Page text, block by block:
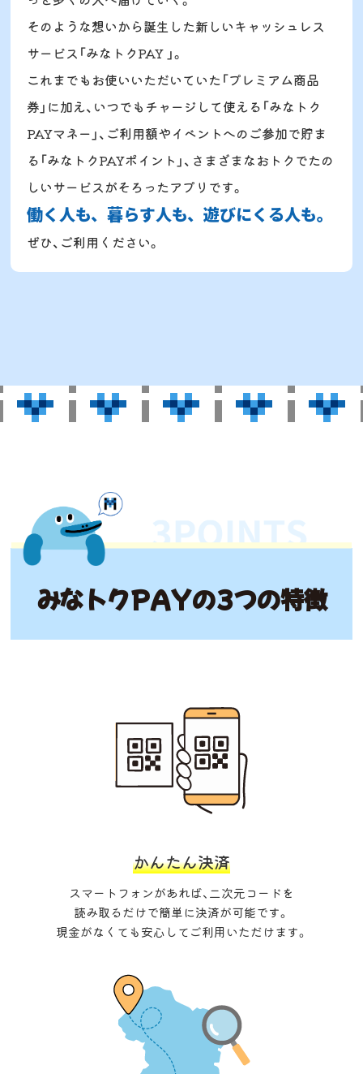
そのような想いから誕生した新しいキャッシュレス
サービス「みなトクPAY 」。
これまでもお使いいただいていた「プレミアム商品
券」に加え、いつでもチャージして使える「みなトク
PAYマネー」、ご利用額やイベントへのご参加で貯ま
る「みなトクPAYポイント」、さまざまなおトクでたの
しいサービスがそろったアプリです。
働く人も、暮らす人も、遊びにくる人も。
ぜひ、ご利用ください。
みなトクPAYの3つの特徴
かんたん決済
スマートフォンがあれば、二次元コードを
読み取るだけで簡単に決済が可能です。
現金がなくても安心してご利用いただけます。